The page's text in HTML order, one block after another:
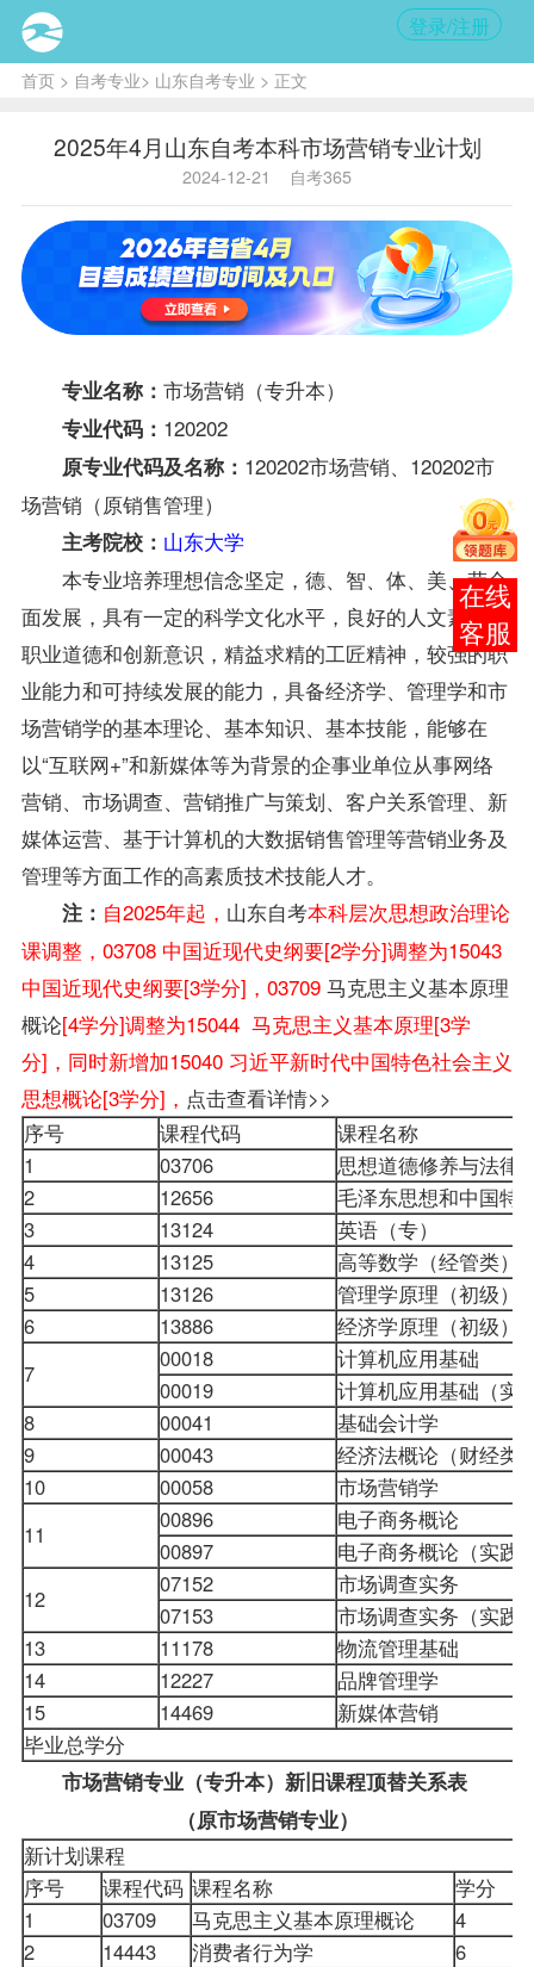
登录/注册
首页> 自考专业> 山东自考专业 > 正文
2025年4月山东自考本科市场营销专业计划
2024-12-21 自考365
专业名称： 市场营销（专升本）
专业代码： 120202
原专业代码及名称： 120202市场营销、120202市
场营销（原销售管理）
主考院校： 山东大学
本专业培养理想信念坚定，德、智、体、美、劳全
面发展，具有一定的科学文化水平，良好的人文素养、
职业道德和创新意识，精益求精的工匠精神，较强的职
业能力和可持续发展的能力，具备经济学、管理学和市
场营销学的基本理论、基本知识、基本技能，能够在
以“互联网+”和新媒体等为背景的企事业单位从事网络
营销、市场调查、营销推广与策划、客户关系管理、新
媒体运营、基于计算机的大数据销售管理等营销业务及
管理等方面工作的高素质技术技能人才。
注： 自2025年起， 山东自考本科层次思想政治理论
课调整，03708 中国近现代史纲要[2学分]调整为15043
中国近现代史纲要[3学分]，03709 马克思主义基本原理
概论[4学分]调整为15044 马克思主义基本原理[3学
分]，同时新增加15040 习近平新时代中国特色社会主义
思想概论[3学分]， 点击查看详情>>
序号 课程代码
课程名称
1
03706
思想道德修养与法律
2
12656
毛泽东思想和中国特
3
13124
英语（专）
4
13125
高等数学（经管类）
5
13126 管理学原理 （初级）
6
13886
经济学原理（初级）
7
00018
计算机应用基础
00019
计算机应用基础（实
8
00041
基础会计学
9
00043
经济法概论（财经类
10
00058
市场营销学
11
00896
电子商务概论
00897
电子商务概论（实践
12
07152
市场调查实务
07153
市场调查实务（实践
13
11178
物流管理基础
14
12227
品牌管理学
15
14469
新媒体营销
毕业总学分
市场营销专业（专升本）新旧课程顶替关系表
（原市场营销专业）
新计划课程
序号
课程代码 课程名称 学分
1
03709 马克思主义基本原理概论 4
2
14443 消费者行为学 6
报考
咨询